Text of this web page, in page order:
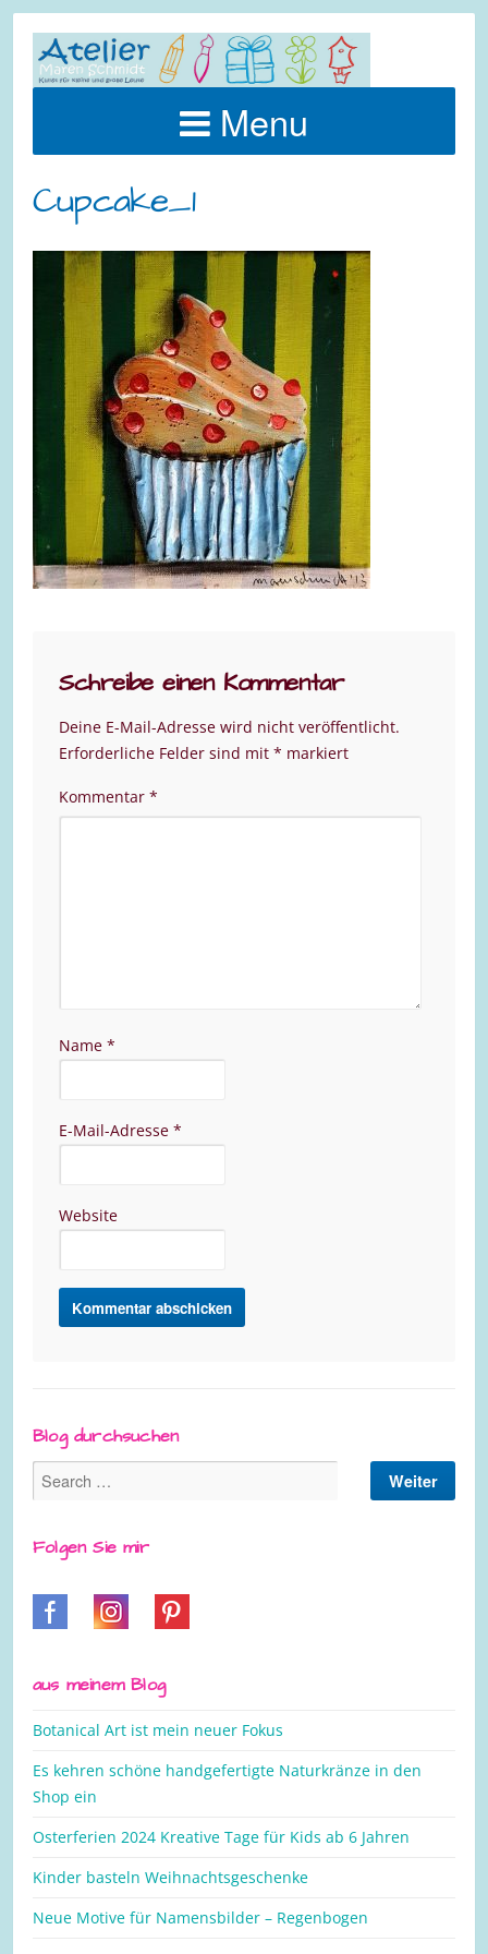
Menu
Cupcake_1
Schreibe einen Kommentar
Deine E-Mail-Adresse wird nicht veröffentlicht.
Erforderliche Felder sind mit * markiert
Kommentar *
Name *
E-Mail-Adresse *
Website
Blog durchsuchen
Folgen Sie mir
aus meinem Blog
Botanical Art ist mein neuer Fokus
Es kehren schöne handgefertigte Naturkränze in den
Shop ein
Osterferien 2024 Kreative Tage für Kids ab 6 Jahren
Kinder basteln Weihnachtsgeschenke
Neue Motive für Namensbilder – Regenbogen